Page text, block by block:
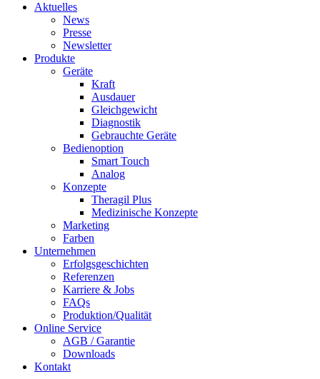
Aktuelles
News
Presse
Newsletter
Produkte
Geräte
Kraft
Ausdauer
Gleichgewicht
Diagnostik
Gebrauchte Geräte
Bedienoption
Smart Touch
Analog
Konzepte
Theragil Plus
Medizinische Konzepte
Marketing
Farben
Unternehmen
Erfolgsgeschichten
Referenzen
Karriere & Jobs
FAQs
Produktion/Qualität
Online Service
AGB / Garantie
Downloads
Kontakt